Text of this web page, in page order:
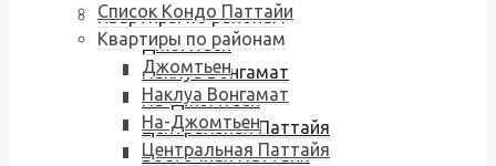
Квартиры по районам
Джомтьен
Наклуа Вонгамат
На-Джомтьен
Центральная Паттайя
Восточная Паттайя
Список Кондо Паттайи
Квартиры по районам
Джомтьен
Наклуа Вонгамат
На-Джомтьен
Центральная Паттайя